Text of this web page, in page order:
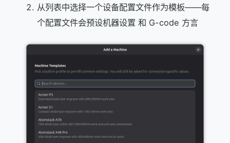
从列表中选择一个设备配置文件作为模板——每
个配置文件会预设机器设置 和 G-code 方言